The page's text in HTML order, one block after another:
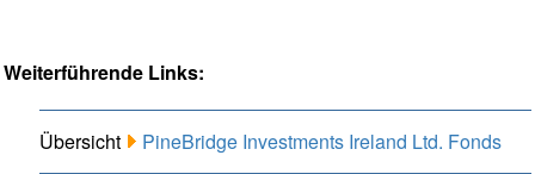
Weiterführende Links:
Übersicht PineBridge Investments Ireland Ltd. Fonds